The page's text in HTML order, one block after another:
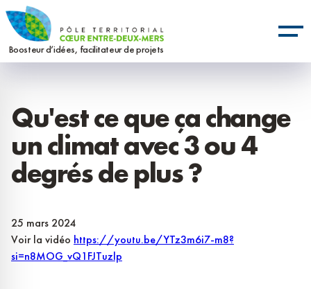
Aller
au
contenu
Boosteur d’idées, facilitateur de projets
Qu'est ce que ça change
un climat avec 3 ou 4
degrés de plus ?
25 mars 2024
Voir la vidéo https://youtu.be/YTz3m6i7-m8?
si=n8MOG_vQ1FJTuzlp
Panneau de gestion des cookies